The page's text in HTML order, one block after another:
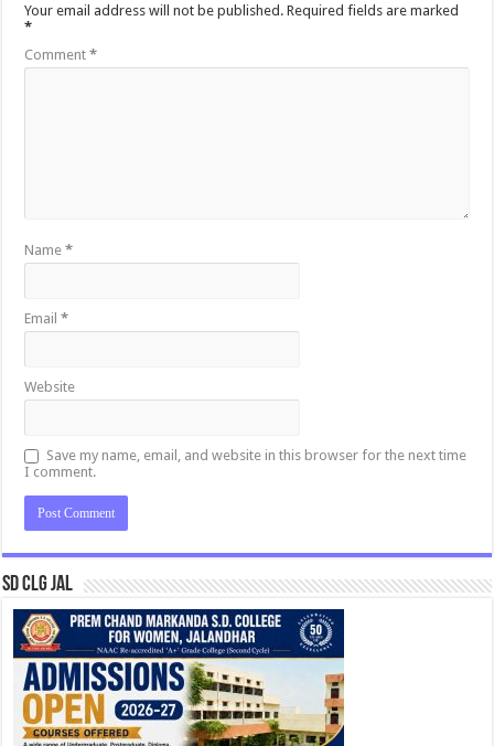
Your email address will not be published. Required fields are marked
*
Comment*
Name*
Email*
Website
Save my name, email, and website in this browser for the next time
I comment.
SD CLG JAL